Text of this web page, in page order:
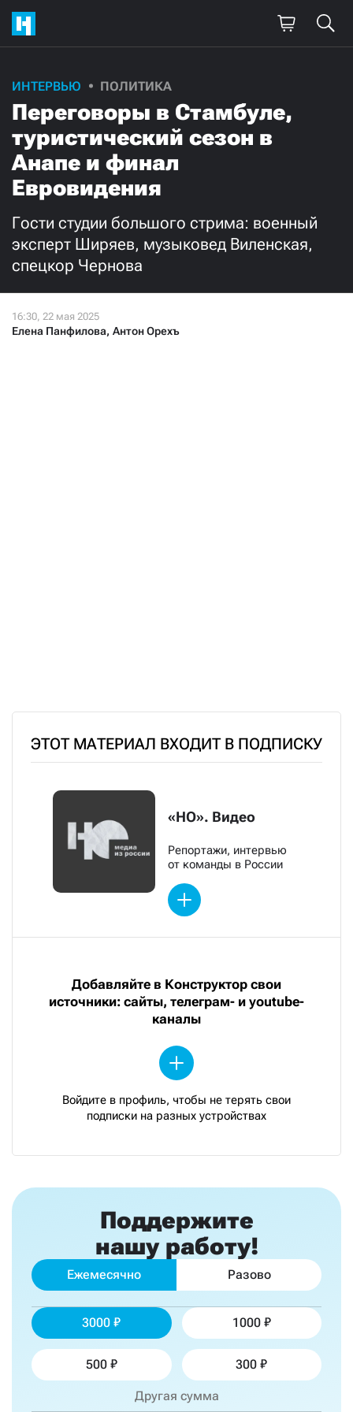
ИНТЕРВЬЮ ПОЛИТИКА
Переговоры в Стамбуле,
туристический сезон в
Анапе и финал
Евровидения
Гости студии большого стрима: военный
эксперт Ширяев, музыковед Виленская,
спецкор Чернова
Елена Панфилова, Антон Орехъ
ЭТОТ МАТЕРИАЛ ВХОДИТ В ПОДПИСКУ
«НО». Видео
Репортажи, интервью
от команды в России
Добавляйте в Конструктор свои
источники: сайты, телеграм- и youtube-
каналы
Войдите в профиль, чтобы не терять свои
подписки на разных устройствах
Поддержите
нашу работу!
Ежемесячно Разово
3000 1000
500 300